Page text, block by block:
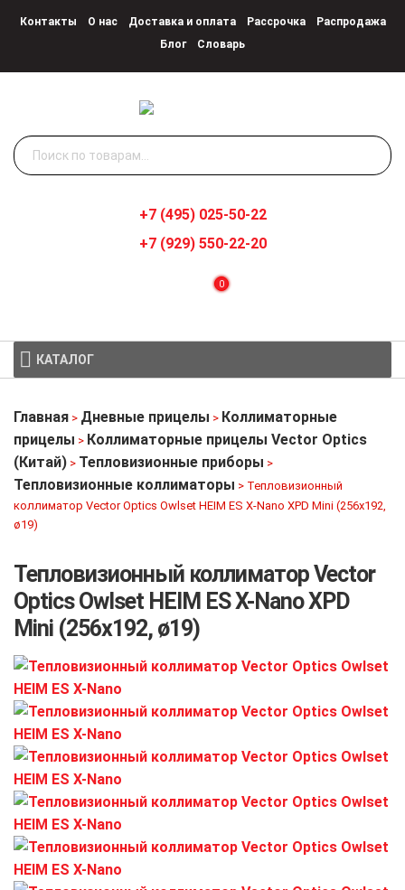
Контакты О нас Доставка и оплата Рассрочка
Распродажа
Блог
Словарь
Искать:
0
+7 (495) 025-50-22
+7 (929) 550-22-20
КАТАЛОГ
Главная > Дневные прицелы > Коллиматорные
прицелы > Коллиматорные прицелы Vector Optics
(Китай) > Тепловизионные приборы >
Тепловизионные коллиматоры > Тепловизионный
коллиматор Vector Optics Owlset HEIM ES X-Nano XPD Mini (256х192,
ø19)
Тепловизионный коллиматор Vector
Optics Owlset HEIM ES X-Nano XPD
Mini (256х192, ø19)